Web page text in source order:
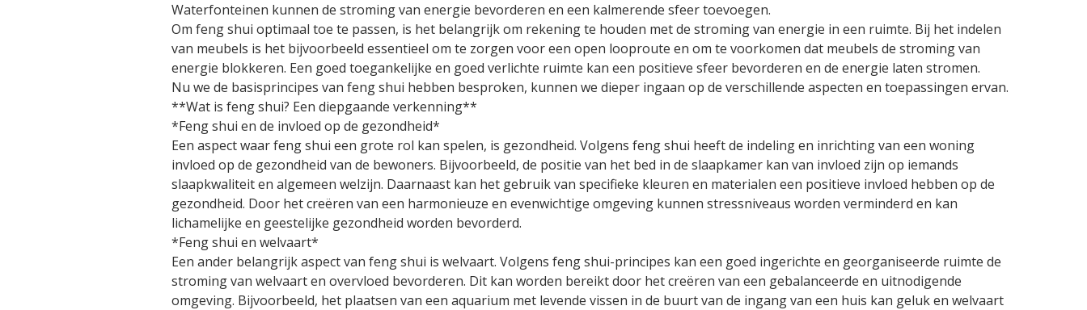
Waterfonteinen kunnen de stroming van energie bevorderen en een kalmerende sfeer toevoegen.
Om feng shui optimaal toe te passen, is het belangrijk om rekening te houden met de stroming van energie in een ruimte. Bij het indelen
van meubels is het bijvoorbeeld essentieel om te zorgen voor een open looproute en om te voorkomen dat meubels de stroming van
energie blokkeren. Een goed toegankelijke en goed verlichte ruimte kan een positieve sfeer bevorderen en de energie laten stromen.
Nu we de basisprincipes van feng shui hebben besproken, kunnen we dieper ingaan op de verschillende aspecten en toepassingen ervan.
**Wat is feng shui? Een diepgaande verkenning**
*Feng shui en de invloed op de gezondheid*
Een aspect waar feng shui een grote rol kan spelen, is gezondheid. Volgens feng shui heeft de indeling en inrichting van een woning
invloed op de gezondheid van de bewoners. Bijvoorbeeld, de positie van het bed in de slaapkamer kan van invloed zijn op iemands
slaapkwaliteit en algemeen welzijn. Daarnaast kan het gebruik van specifieke kleuren en materialen een positieve invloed hebben op de
gezondheid. Door het creëren van een harmonieuze en evenwichtige omgeving kunnen stressniveaus worden verminderd en kan
lichamelijke en geestelijke gezondheid worden bevorderd.
*Feng shui en welvaart*
Een ander belangrijk aspect van feng shui is welvaart. Volgens feng shui-principes kan een goed ingerichte en georganiseerde ruimte de
stroming van welvaart en overvloed bevorderen. Dit kan worden bereikt door het creëren van een gebalanceerde en uitnodigende
omgeving. Bijvoorbeeld, het plaatsen van een aquarium met levende vissen in de buurt van de ingang van een huis kan geluk en welvaart